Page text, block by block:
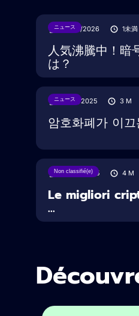
ニュース
28/07/2026 1未満
人気沸騰中！暗
は？
ニュース
15/08/2025 3 M
암호화폐가 이
Non classifié(e)
20/03/2025 4 M
Le migliori
...